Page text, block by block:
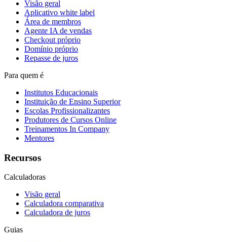
Visão geral
Aplicativo white label
Área de membros
Agente IA de vendas
Checkout próprio
Domínio próprio
Repasse de juros
Para quem é
Institutos Educacionais
Instituição de Ensino Superior
Escolas Profissionalizantes
Produtores de Cursos Online
Treinamentos In Company
Mentores
Recursos
Calculadoras
Visão geral
Calculadora comparativa
Calculadora de juros
Guias